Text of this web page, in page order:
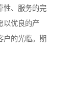
性、服务的完
以优良的产
户的光临。期